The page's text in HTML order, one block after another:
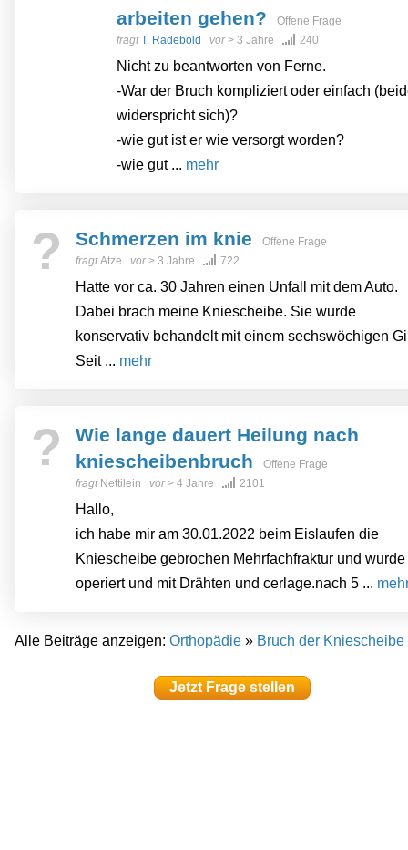
arbeiten gehen?
Offene Frage
fragtT. Radebold vor> 3 Jahre 240
Nicht zu beantworten von Ferne.
-War der Bruch kompliziert oder einfach
widerspricht sich)?
-wie gut ist er wie versorgt worden?
-wie gut ... mehr
? Schmerzen im knie
Offene Frage
fragtAtze vor> 3 Jahre 722
Hatte vor ca. 30 Jahren einen Unfall mit dem Auto.
Dabei brach meine Kniescheibe. Sie wurde
konservativ behandelt mit einem sechswöchigen
Seit ... mehr
?
Wie lange dauert Heilung nach
kniescheibenbruch
Offene Frage
fragt Nettilein vor> 4 Jahre 2101
Hallo,
ich habe mir am 30.01.2022 beim Eislaufen die
Kniescheibe gebrochen Mehrfachfraktur und wurde
operiert und mit Drähten und cerlage.nach 5 ...
Alle Beiträge anzeigen: Orthopädie » Bruch der Kniescheibe
Jetzt Frage stellen